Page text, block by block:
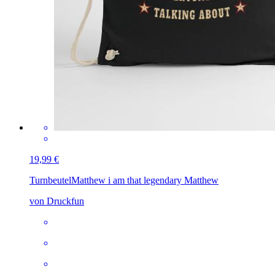
19,99 €
TurnbeutelMatthew i am that legendary Matthew
von Druckfun